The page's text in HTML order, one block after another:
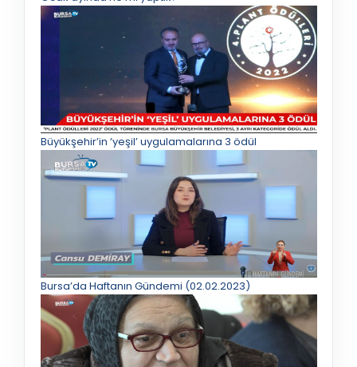
Büyükşehir’in ‘yeşil’ uygulamalarına 3 ödül
Bursa’da Haftanın Gündemi (02.02.2023)